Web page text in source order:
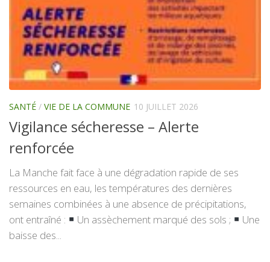
SANTÉ / VIE DE LA COMMUNE 10 JUILLET 2026
Vigilance sécheresse – Alerte
renforcée
La Manche fait face à une dégradation rapide de ses
ressources en eau, les températures des dernières
semaines combinées à une absence de précipitations,
ont entraîné :
Un assèchement marqué des sols ;
Une
baisse des...